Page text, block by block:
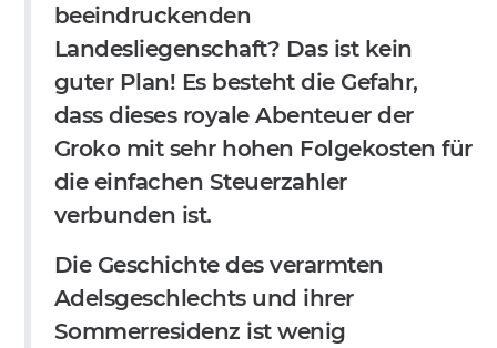
beeindruckenden
Landesliegenschaft? Das ist kein
guter Plan! Es besteht die Gefahr,
dass dieses royale Abenteuer der
Groko mit sehr hohen Folgekosten für
die einfachen Steuerzahler
verbunden ist.
Die Geschichte des verarmten
Adelsgeschlechts und ihrer
Sommerresidenz ist wenig